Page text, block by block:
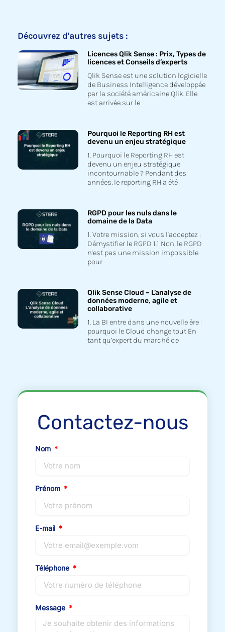
Découvrez d'autres sujets :
Licences Qlik Sense : Prix, Types de
licences et Conseils d’experts
Qlik Sense est une solution logicielle
de Business Intelligence développée
par la société américaine Qlik. Elle
est arrivée sur le
Pourquoi le Reporting RH est
devenu un enjeu stratégique
1. Pourquoi le Reporting RH est
devenu un enjeu stratégique
incontournable ? Pendant des
années, le reporting RH a été
RGPD pour les nuls dans le
domaine de la Data
1. Votre mission, si vous l’acceptez :
Démystifier le RGPD 1.1 Non, le RGPD
n’est pas une mission impossible
pour
Qlik Sense Cloud – L’analyse de
données moderne, agile et
collaborative
1. La BI entre dans une nouvelle ère :
pourquoi le Cloud change tout En
tant qu’expert du marché de
Contactez-nous
Nom
Prénom
E-mail
Téléphone
Message